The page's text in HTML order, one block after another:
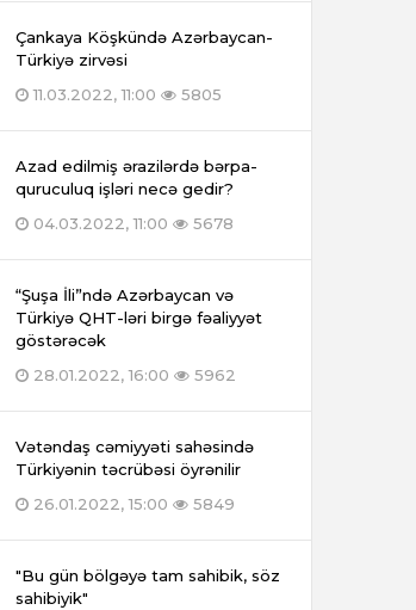
Çankaya Köşkündə Azərbaycan-
Türkiyə zirvəsi
11.03.2022, 11:00
5805
Azad edilmiş ərazilərdə bərpa-
quruculuq işləri necə gedir?
04.03.2022, 11:00
5678
“Şuşa İli”ndə Azərbaycan və
Türkiyə QHT-ləri birgə fəaliyyət
göstərəcək
28.01.2022, 16:00
5962
Vətəndaş cəmiyyəti sahəsində
Türkiyənin təcrübəsi öyrənilir
26.01.2022, 15:00
5849
"Bu gün bölgəyə tam sahibik, söz
sahibiyik"